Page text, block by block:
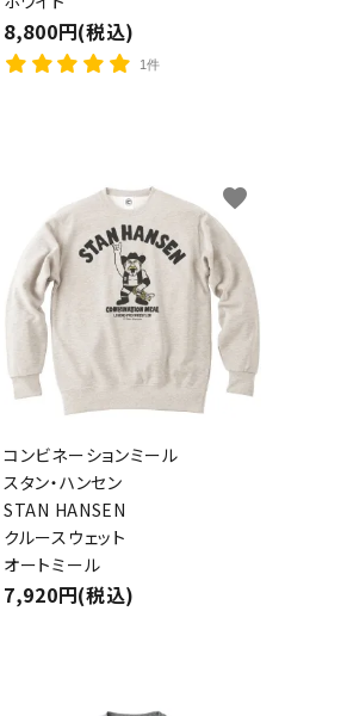
8,800円(税込)
1件
コンビネーションミール
スタン・ハンセン
STAN HANSEN
クルースウェット
オートミール
7,920円(税込)
favorite